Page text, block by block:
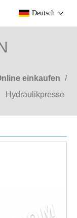
Deutsch
einkaufen /
Hydraulikpresse